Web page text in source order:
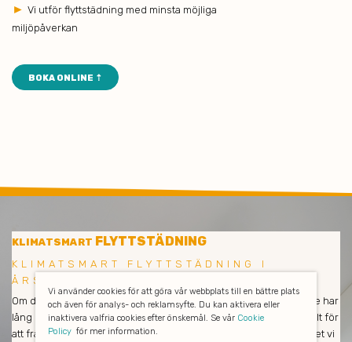
► Vi utför flyttstädning med minsta möjliga
miljöpåverkan
BOKA ONLINE ⇡
KLIMATSMART FLYTTSTÄDNING
KLIMATSMART FLYTTSTÄDNING I
ÅRSTABERG
Om du är nöjd så är vi också nöjda! Våra medarbetare och städare har
lång erfarenhet och städar enbart med miljövänliga produkter. Allt för
att främja såväl dina medarbetares hälsa som naturen och klimatet vi
Vi använder cookies för att göra vår webbplats till en bättre plats
och även för analys- och reklamsyfte. Du kan aktivera eller
inaktivera valfria cookies efter önskemål. Se vår Cookie
Policy för mer information.